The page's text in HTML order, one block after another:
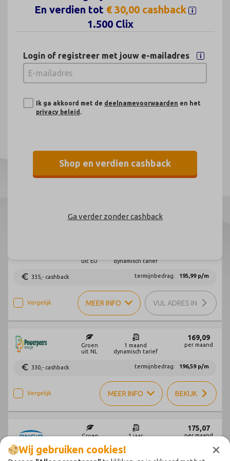
×
Wij gebruiken cookies!
aanvraagformulier in.
En verdien tot € 30,00 cashback
1.500 Clix
Login of registreer met jouw e-mailadres
Ik ga akkoord met de deelnamevoorwaarden en het
privacy beleid .
Shop en verdien cashback
Ga verder zonder cashback